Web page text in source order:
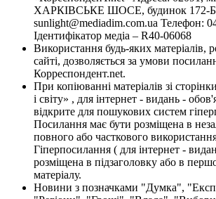
ХАРКІВСЬКЕ ШОСЕ, будинок 172-Б,
sunlight@mediadim.com.ua Телефон:
Ідентифікатор медіа – R40-06068
Використання будь-яких матеріалів,
сайті, дозволяється за умови
Корреспондент.net.
При копіюванні матеріалів зі
і світу» , для інтернет - видань -
відкрите для пошукових систем
Посилання має бути розміщена в
повного або часткового використання
Гіперпосилання ( для інтернет -
розміщена в підзаголовку або в
матеріалу.
Новини з позначками "Думка",